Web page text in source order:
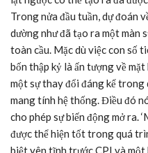
Trong nửa đầu tuần, dự đoán
dường như đã tạo ra một màn
toàn cầu. Mặc dù việc con số
bốn thập kỷ là ấn tượng về
một sự thay đổi đáng kể trong
mang tính hệ thống. Điều đó
cho phép sự biến động mở ra.
được thể hiện tốt trong quá
biệt yên tĩnh trước CPI và một